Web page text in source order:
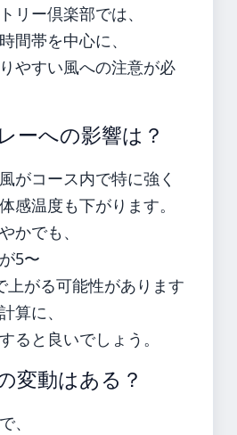
リー倶楽部では、
間帯を中心に、
やすい風への注意が必
ーへの影響は？
がコース内で特に強く
感温度も下がります。
かでも、
5〜
上がる可能性があります
算に、
ると良いでしょう。
変動はある？
、